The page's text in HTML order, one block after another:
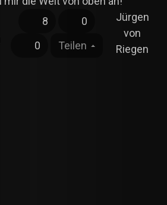
8
0
0
Teilen
Jürgen
von
Riegen